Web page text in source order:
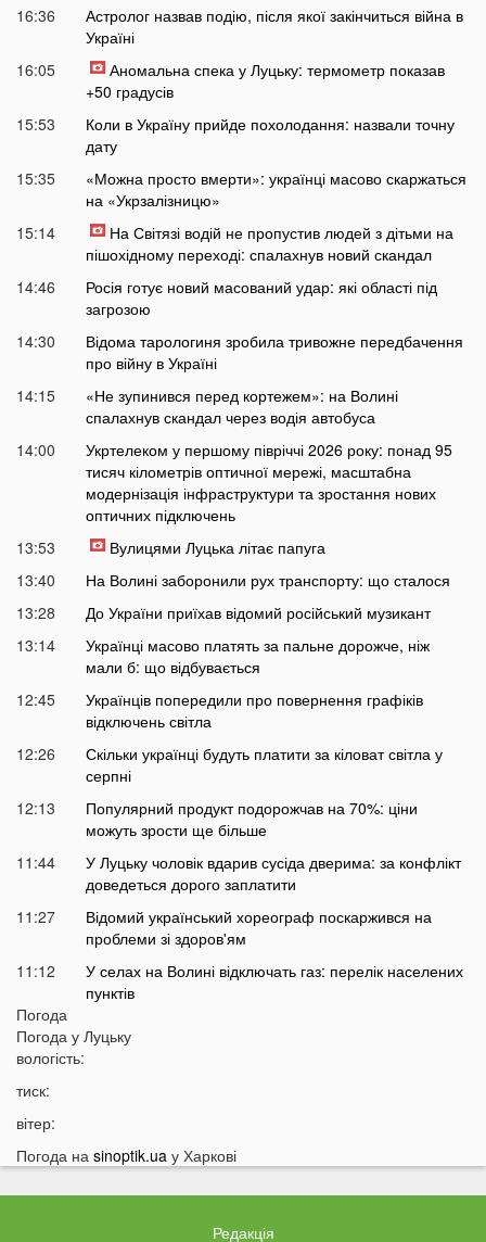
16:36
Астролог назвав подію, після якої закінчиться війна в
Україні
16:05
Аномальна спека у Луцьку: термометр показав
+50 градусів
15:53
Коли в Україну прийде похолодання: назвали точну
дату
15:35
«Можна просто вмерти»: українці масово скаржаться
на «Укрзалізницю»
15:14
На Світязі водій не пропустив людей з дітьми на
пішохідному переході: спалахнув новий скандал
14:46
Росія готує новий масований удар: які області під
загрозою
14:30
Відома тарологиня зробила тривожне передбачення
про війну в Україні
14:15
«Не зупинився перед кортежем»: на Волині
спалахнув скандал через водія автобуса
14:00
Укртелеком у першому півріччі 2026 року: понад 95
тисяч кілометрів оптичної мережі, масштабна
модернізація інфраструктури та зростання нових
оптичних підключень
13:53
Вулицями Луцька літає папуга
13:40
На Волині заборонили рух транспорту: що сталося
13:28
До України приїхав відомий російський музикант
13:14
Українці масово платять за пальне дорожче, ніж
мали б: що відбувається
12:45
Українців попередили про повернення графіків
відключень світла
12:26
Скільки українці будуть платити за кіловат світла у
серпні
12:13
Популярний продукт подорожчав на 70%: ціни
можуть зрости ще більше
11:44
У Луцьку чоловік вдарив сусіда дверима: за конфлікт
доведеться дорого заплатити
11:27
Відомий український хореограф поскаржився на
проблеми зі здоров'ям
11:12
У селах на Волині відключать газ: перелік населених
пунктів
10:56
10:43
10:11
На Волині два дні вируватиме аномалія
09:38
Українці можуть залишитися без пенсій через
Погода
Погода у Луцьку
вологість:
тиск:
вітер:
Погода на sinoptik.ua у Харкові
Редакція